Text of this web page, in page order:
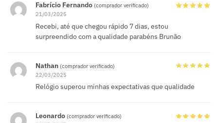
Fabrício Fernando (comprador verificado)
21/03/2025
Recebi, até que chegou rápido 7 dias, estou
surpreendido com a qualidade parabéns Brunão
Nathan (comprador verificado)
22/03/2025
Relógio superou minhas expectativas que qualidade
Leonardo (comprador verificado)